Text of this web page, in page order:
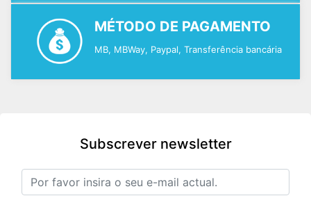
MÉTODO DE PAGAMENTO
MB, MBWay, Paypal, Transferência bancária
Subscrever newsletter